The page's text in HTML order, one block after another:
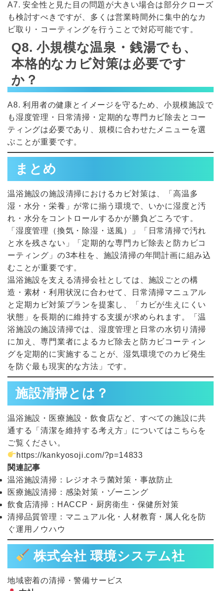
A7. 安全性と見た目の問題が大きい場合は部分クローズ
も検討すべきですが、多くは営業時間外に集中的なカ
ビ取り・コーティングを行うことで対応可能です。
Q8. 小規模な温泉・銭湯でも、
本格的なカビ対策は必要です
か？
A8. 利用者の健康とイメージを守るため、小規模施設で
も湿度管理・日常清掃・定期的な専門カビ除去とコー
ティングは必要であり、規模に合わせたメニューを選
ぶことが重要です。
まとめ
温浴施設の施設清掃におけるカビ対策は、「高温多
湿・水分・栄養」が常に揃う環境で、いかに湿度と汚
れ・水分をコントロールするかが勝負どころです。
「湿度管理（換気・除湿・送風）」「日常清掃で汚れ
と水を残さない」「定期的な専門カビ除去と防カビコ
ーティング」の3本柱を、施設清掃の年間計画に組み込
むことが重要です。
温浴施設を支える清掃会社としては、施設ごとの構
造・素材・利用状況に合わせて、日常清掃マニュアル
と定期カビ対策プランを提案し、「カビが生えにくい
状態」を長期的に維持する支援が求められます。「温
浴施設の施設清掃では、湿度管理と日常の水切り清掃
に加え、専門業者によるカビ除去と防カビコーティン
グを定期的に実施することが、湿気環境でのカビ発生
を防ぐ最も現実的な方法」です。
施設清掃とは？
温浴施設・医療施設・飲食店など、すべての施設に共
通する「清潔を維持する考え方」についてはこちらを
ご覧ください。
https://kankyosoji.com/?p=14833
関連記事
温浴施設清掃：レジオネラ菌対策・事故防止
医療施設清掃：感染対策・ゾーニング
飲食店清掃：HACCP・厨房衛生・保健所対策
清掃品質管理：マニュアル化・人材教育・属人化を防
ぐ運用ノウハウ
株式会社 環境システム社
地域密着の清掃・警備サービス